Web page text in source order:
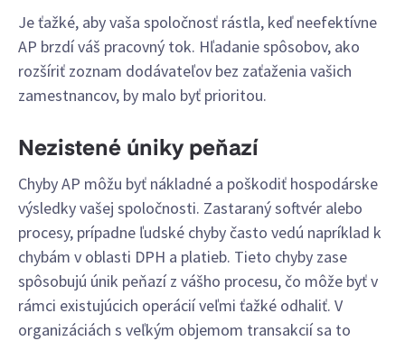
Je ťažké, aby vaša spoločnosť rástla, keď neefektívne
AP brzdí váš pracovný tok. Hľadanie spôsobov, ako
rozšíriť zoznam dodávateľov bez zaťaženia vašich
zamestnancov, by malo byť prioritou.
Nezistené úniky peňazí
Chyby AP môžu byť nákladné a poškodiť hospodárske
výsledky vašej spoločnosti. Zastaraný softvér alebo
procesy, prípadne ľudské chyby často vedú napríklad k
chybám v oblasti DPH a platieb. Tieto chyby zase
spôsobujú únik peňazí z vášho procesu, čo môže byť v
rámci existujúcich operácií veľmi ťažké odhaliť. V
organizáciách s veľkým objemom transakcií sa to